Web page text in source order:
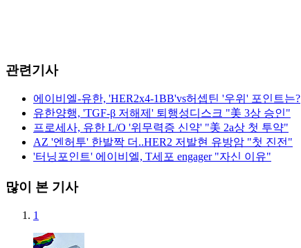
관련기사
에이비엘-유한, 'HER2x4-1BB'vs허셉틴 '우위' 포인트는?
유한양행, 'TGF-β 저해제' 퇴행성디스크 "美 3상 승인"
프로세사, 유한 L/O '위무력증 신약' "美 2a상 첫 투약"
AZ '엔허투' 한발짝 더..HER2 저발현 유방암 "첫 진전"
'터닝포인트' 에이비엘, T세포 engager "자신 이유"
많이 본 기사
1